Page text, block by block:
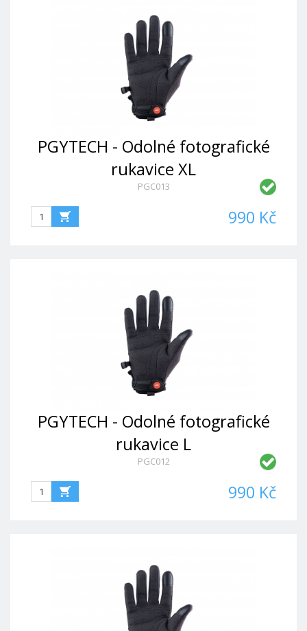
PGYTECH - Odolné fotografické
rukavice XL
PGC013
990 Kč
PGYTECH - Odolné fotografické
rukavice L
PGC012
990 Kč